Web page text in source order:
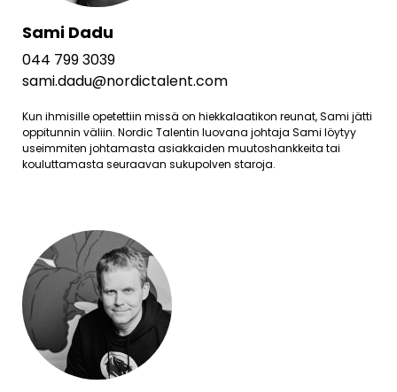
Sami Dadu
044 799 3039
sami.dadu@nordictalent.com
Kun ihmisille opetettiin missä on hiekkalaatikon reunat, Sami jätti
oppitunnin väliin. Nordic Talentin luovana johtaja Sami löytyy
useimmiten johtamasta asiakkaiden muutoshankkeita tai
kouluttamasta seuraavan sukupolven staroja.